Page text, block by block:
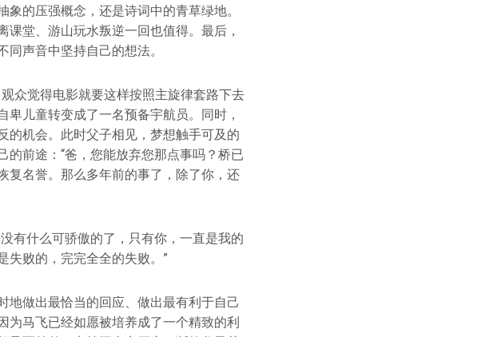
的压强概念，还是诗词中的青草绿地。
堂、游山玩水叛逆一回也值得。最后，
声音中坚持自己的想法。
众觉得电影就要这样按照主旋律套路下去
儿童转变成了一名预备宇航员。同时，
的机会。此时父子相见，梦想触手可及的
前途：“爸，您能放弃您那点事吗？桥已
复名誉。那么多年前的事了，除了你，还
有什么可骄傲的了，只有你，一直是我的
失败的，完完全全的失败。”
地做出最恰当的回应、做出最有利于自己
为马飞已经如愿被培养成了一个精致的利